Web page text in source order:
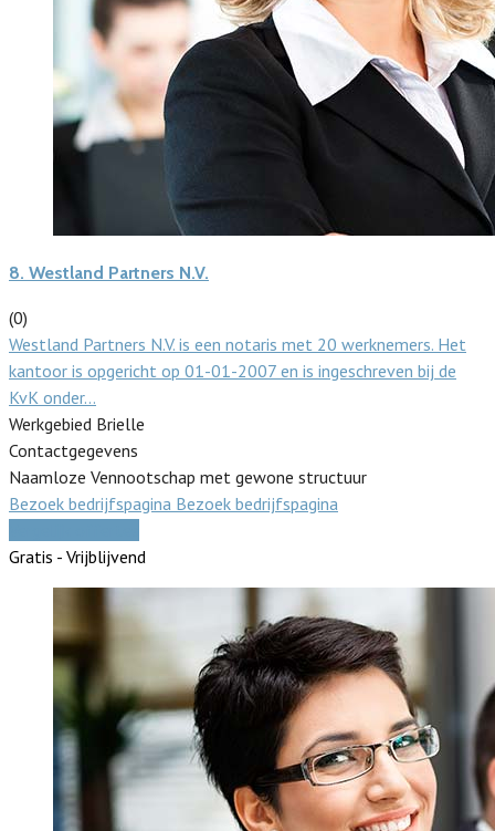
8. Westland Partners N.V.
(0)
Westland Partners N.V. is een notaris met 20 werknemers. Het
kantoor is opgericht op 01-01-2007 en is ingeschreven bij de
KvK onder…
Werkgebied Brielle
Contactgegevens
Naamloze Vennootschap met gewone structuur
Bezoek bedrijfspagina Bezoek bedrijfspagina
Gratis - Vrijblijvend